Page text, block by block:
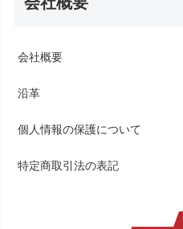
会社概要
沿革
個人情報の保護について
特定商取引法の表記